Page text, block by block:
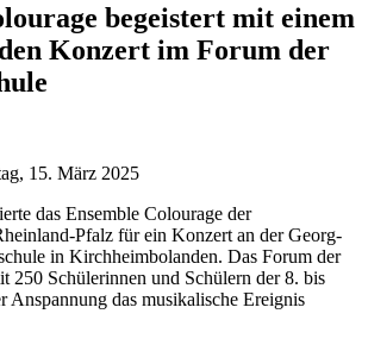
begeistert mit einem
Konzert im Forum der
15. März 2025
das Ensemble Colourage der
Pfalz für ein Konzert an der Georg-
in Kirchheimbolanden. Das Forum der
250 Schülerinnen und Schülern der 8. bis
Anspannung das musikalische Ereignis